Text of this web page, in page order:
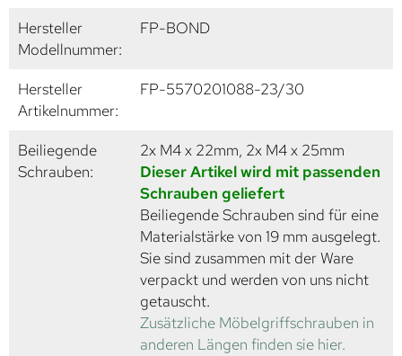
Hersteller
Modellnummer:
FP-BOND
Hersteller
Artikelnummer:
FP-5570201088-23/30
Beiliegende
Schrauben:
2x M4 x 22mm, 2x M4 x 25mm
Dieser Artikel wird mit passenden
Schrauben geliefert
Beiliegende Schrauben sind für eine
Materialstärke von 19 mm ausgelegt.
Sie sind zusammen mit der Ware
verpackt und werden von uns nicht
getauscht.
Zusätzliche Möbelgriffschrauben in
anderen Längen finden sie hier.